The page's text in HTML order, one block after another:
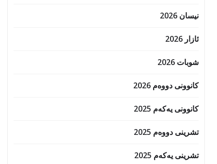
نیسان 2026
ئازار 2026
شوبات 2026
کانوونی دووەم 2026
کانوونی یەکەم 2025
تشرینی دووەم 2025
تشرینی یەکەم 2025